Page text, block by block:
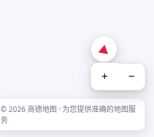
+ −
© 2026 高德地图 · 为您提供准确的地图服
务